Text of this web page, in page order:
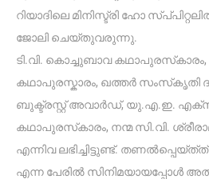
റിയാദിലെ മിനിസ്ട്രി ഹോ
ജോലി ചെയ്തുവരുന്നു.
ടി.വി. കൊച്ചുബാവ
കഥാപുരസ്ക‌ാരം, ഖത്തർ
ബുക്ട്രസ്റ്റ് അവാർഡ്, യു.എ.ഇ.
കഥാപുരസ്‌കാരം, നന്മ സി.വി.
എന്നിവ ലഭിച്ചിട്ടുണ്ട്.
എന്ന പേരിൽ സിനിമയായപ്പോൾ